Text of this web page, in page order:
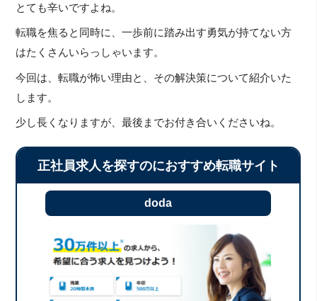
とても辛いですよね。
転職を焦ると同時に、一歩前に踏み出す勇気が持てない方
はたくさんいらっしゃいます。
今回は、転職が怖い理由と、その解決策について紹介いた
します。
少し長くなりますが、最後までお付き合いくださいね。
正社員求人を探すのにおすすめ転職サイト
doda